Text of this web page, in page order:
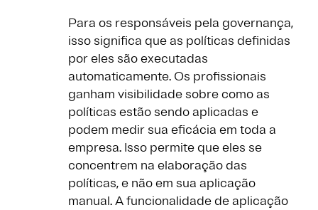
Para os responsáveis pela governança,
isso significa que as políticas definidas
por eles são executadas
automaticamente. Os profissionais
ganham visibilidade sobre como as
políticas estão sendo aplicadas e
podem medir sua eficácia em toda a
empresa. Isso permite que eles se
concentrem na elaboração das
políticas, e não em sua aplicação
manual. A funcionalidade de aplicação